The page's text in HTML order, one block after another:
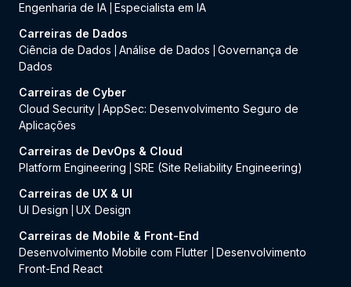
Engenharia de IA Especialista em IA
Carreiras de Dados
Ciência de Dados
Análise de Dados
Governança de
Dados
Carreiras de Cyber
Cloud Security AppSec: Desenvolvimento Seguro de
Aplicações
Carreiras de DevOps & Cloud
Platform Engineering
SRE (Site Reliability Engineering)
Carreiras de UX & UI
UI Design
UX Design
Carreiras de Mobile & Front-End
Desenvolvimento Mobile com Flutter
Desenvolvimento
Front-End React